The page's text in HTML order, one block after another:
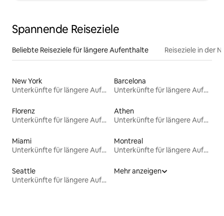
Spannende Reiseziele
Beliebte Reiseziele für längere Aufenthalte Reiseziele in der
New York
Unterkünfte für längere Aufenthalte
Barcelona
Unterkünfte für längere Aufenthalte
Florenz
Unterkünfte für längere Aufenthalte
Athen
Unterkünfte für längere Aufenthalte
Miami
Unterkünfte für längere Aufenthalte
Montreal
Unterkünfte für längere Aufenthalte
Seattle
Unterkünfte für längere Aufenthalte
Mehr anzeigen